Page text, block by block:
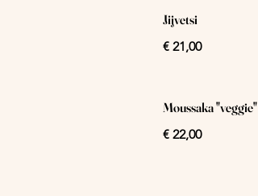
Jijvetsi
€ 21,00
Moussaka "veggie"
€ 22,00